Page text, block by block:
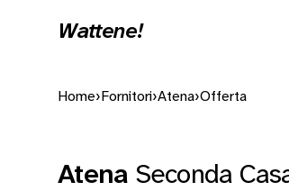
Wattene!
Home› Fornitori›Atena›Offerta
Atena Seconda